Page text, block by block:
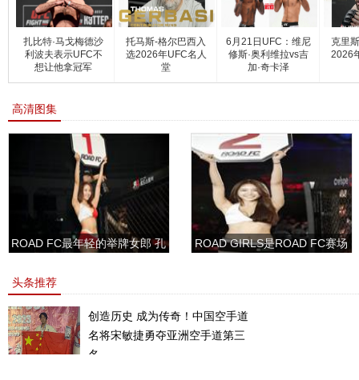
扎比特·马戈梅德沙
利波夫表示UFC不
想让他拿冠军
托马斯-格尔巴西入
选2026年UFC名人
堂
6月21日UFC：维尼
修斯·奥利维拉vs吉
加·奇卡泽
克里
2026
高清图集
ROAD FC最年轻的举牌女郎 孔
ROAD GIRLS是ROAD FC赛场
头条推荐
创造历史 成为传奇！中国空手道
名将宋敏捷勇夺亚洲空手道第三
名。